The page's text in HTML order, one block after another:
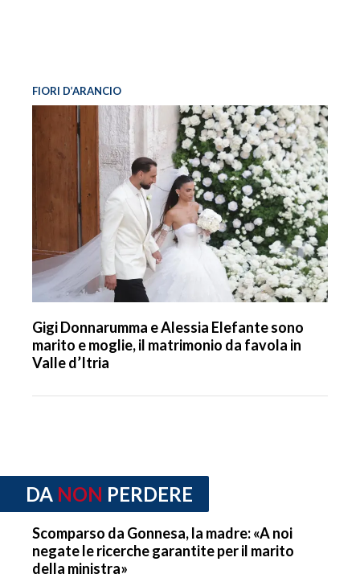
FIORI D’ARANCIO
Gigi Donnarumma e Alessia Elefante sono
marito e moglie, il matrimonio da favola in
Valle d’Itria
DA NON PERDERE
Scomparso da Gonnesa, la madre: «A noi
negate le ricerche garantite per il marito
della ministra»